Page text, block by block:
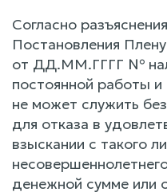
Согласно
Постановления
от ДД.ММ.ГГГГ №
постоянной работы и
не может служить
для отказа в
взыскании с такого
денежной сумме или